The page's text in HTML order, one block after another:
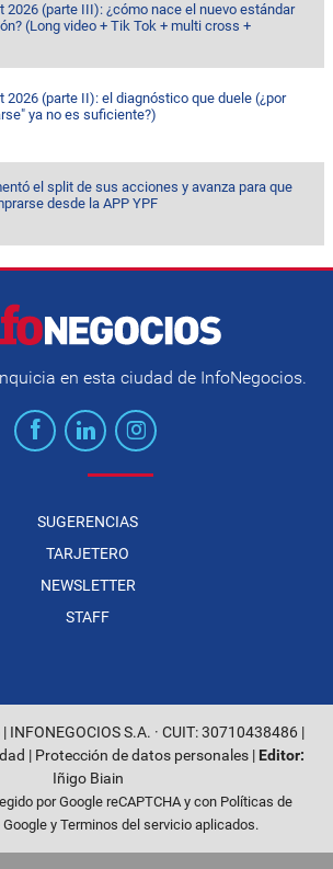
2026 (parte III): ¿cómo nace el nuevo estándar
(Long video + Tik Tok + multi cross +
2026 (parte II): el diagnóstico que duele (¿por
ya no es suficiente?)
el split de sus acciones y avanza para que
desde la APP YPF
en esta ciudad de InfoNegocios.
SUGERENCIAS
TARJETERO
NEWSLETTER
STAFF
| INFONEGOCIOS S.A. · CUIT: 30710438486 |
Protección de datos personales| Editor:
Iñigo Biain
por Google reCAPTCHA y con Políticas de
y Terminos del servicioaplicados.